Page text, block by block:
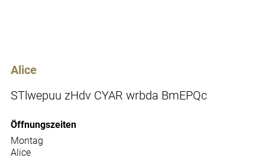
Alice
STlwepuu zHdv CYAR wrbda BmEPQc
Öffnungszeiten
Montag
Alice